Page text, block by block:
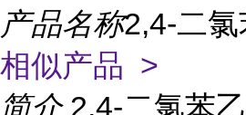
产品名称2,4-二氯
相似产品 >
简介 2,4-二氯苯